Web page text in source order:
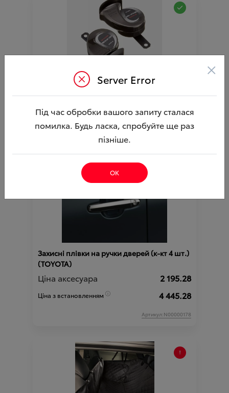
Сигнали звукові Premium Horn TOYOTA
Ціна аксесуара 9 106.33
Ціна з встановленням 10 156.33
Захисні плівки на ручки дверей (к-кт 4 шт.)
(TOYOTA)
Ціна аксесуара 2 195.28
Ціна з встановленням 4 445.28
Артикул:N00000178
Server Error ×
Під час обробки вашого запиту сталася
помилка. Будь ласка, спробуйте ще раз
пізніше.
ОК